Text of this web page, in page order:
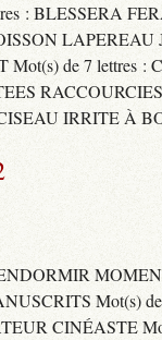
: BLESSERA
LAPEREAU
de 7 lettres :
IRRITE À
Mot(s) de
CINÉASTE